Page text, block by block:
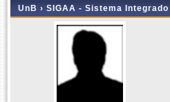
UnB › SIGAA - Sistema